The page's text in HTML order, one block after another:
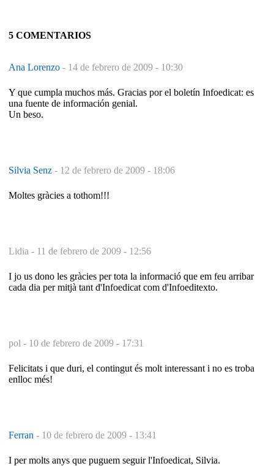
5 COMENTARIOS
Ana Lorenzo - 14 de febrero de 2009 - 10:30
Y que cumpla muchos más. Gracias por el boletín Infoedicat: es
una fuente de información genial.
Un beso.
Silvia Senz - 12 de febrero de 2009 - 18:06
Moltes gràcies a tothom!!!
Lidia - 11 de febrero de 2009 - 12:56
I jo us dono les gràcies per tota la informació que em feu arribar
cada dia per mitjà tant d'Infoedicat com d'Infoeditexto.
pol - 10 de febrero de 2009 - 17:31
Felicitats i que duri, el contingut és molt interessant i no es troba
enlloc més!
Ferran - 10 de febrero de 2009 - 13:41
I per molts anys que puguem seguir l'Infoedicat, Silvia.